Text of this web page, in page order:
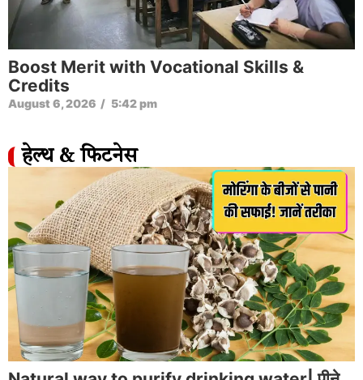
Boost Merit with Vocational Skills &
Credits
August 6, 2026 / 5:42 pm
हेल्थ & फिटनेस